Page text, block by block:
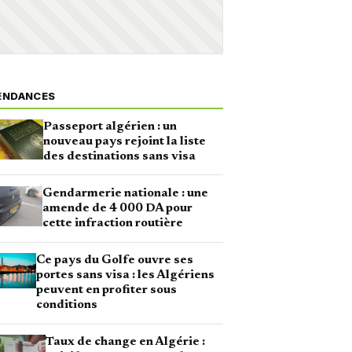
Passeport algérien : un
nouveau pays rejoint la liste
des destinations sans visa
Gendarmerie nationale : une
amende de 4 000 DA pour
cette infraction routière
Ce pays du Golfe ouvre ses
portes sans visa : les Algériens
peuvent en profiter sous
conditions
Taux de change en Algérie :